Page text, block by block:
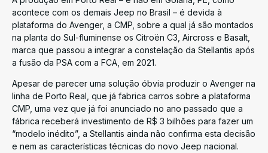
acontece com os demais Jeep no Brasil – é devida à
plataforma do Avenger, a CMP, sobre a qual já são montados
na planta do Sul-fluminense os Citroën C3, Aircross e Basalt,
marca que passou a integrar a constelação da Stellantis após
a fusão da PSA com a FCA, em 2021.
Apesar de parecer uma solução óbvia produzir o Avenger na
linha de Porto Real, que já fabrica carros sobre a plataforma
CMP, uma vez que já foi anunciado no ano passado que a
fábrica receberá investimento de R$ 3 bilhões para fazer um
“modelo inédito”, a Stellantis ainda não confirma esta decisão
e nem as características técnicas do novo Jeep nacional.